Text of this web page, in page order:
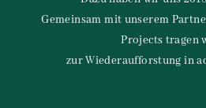
Gemeinsam mit unserem
Projects tragen
zur Wiederaufforstung in